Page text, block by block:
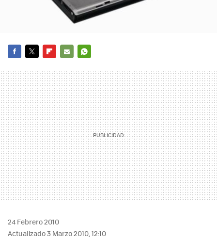
MAIL
24 Febrero 2010
Actualizado 3 Marzo 2010, 12:10